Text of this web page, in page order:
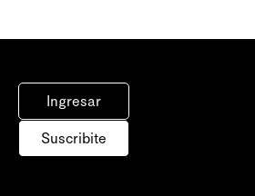
Ingresar
Suscribite